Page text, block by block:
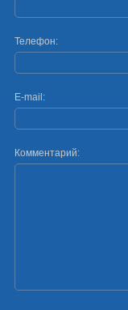
Телефон:
E-mail:
Комментарий: